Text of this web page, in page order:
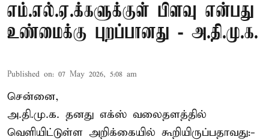
எம்.எல்.ஏ.க்களுக்குள் பிளவு என்பது
உண்மைக்கு புறப்பானது - அ.தி.மு.க.
Published on: 07 May 2026, 5:08 am
சென்னை,
அ.தி.மு.க. தனது எக்ஸ் வலைதளத்தில்
வெளியிட்டுள்ள அறிக்கையில் கூறியிருப்பதாவது:-